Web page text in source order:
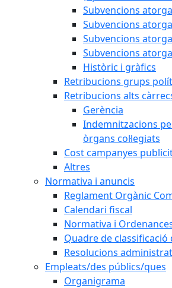
Subvencions
Subvencions
Subvencions
Subvencions
Històric i gràfics
Retribucions grups
Retribucions alts
Gerència
Indemnitzacions
òrgans col·legiats
Cost campanyes
Altres
Normativa i anuncis
Reglament Orgànic
Calendari fiscal
Normativa i
Quadre de
Resolucions
Empleats/des públics/ques
Organigrama